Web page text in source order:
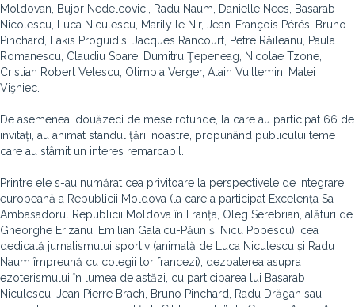
Moldovan, Bujor Nedelcovici, Radu Naum, Danielle Nees, Basarab
Nicolescu, Luca Niculescu, Marily le Nir, Jean-François Pérés, Bruno
Pinchard, Lakis Proguidis, Jacques Rancourt, Petre Răileanu, Paula
Romanescu, Claudiu Soare, Dumitru Ţepeneag, Nicolae Tzone,
Cristian Robert Velescu, Olimpia Verger, Alain Vuillemin, Matei
Vişniec.
De asemenea, douăzeci de mese rotunde, la care au participat 66 de
invitați, au animat standul țării noastre, propunând publicului teme
care au stârnit un interes remarcabil.
Printre ele s-au numărat cea privitoare la perspectivele de integrare
europeană a Republicii Moldova (la care a participat Excelența Sa
Ambasadorul Republicii Moldova în Franța, Oleg Serebrian, alături de
Gheorghe Erizanu, Emilian Galaicu-Păun și Nicu Popescu), cea
dedicată jurnalismului sportiv (animată de Luca Niculescu și Radu
Naum împreună cu colegii lor francezi), dezbaterea asupra
ezoterismului în lumea de astăzi, cu participarea lui Basarab
Niculescu, Jean Pierre Brach, Bruno Pinchard, Radu Drăgan sau